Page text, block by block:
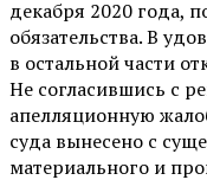
декабря 2020 года,
обязательства. В
в остальной части
Не согласившись с
апелляционную
суда вынесено с
материального и